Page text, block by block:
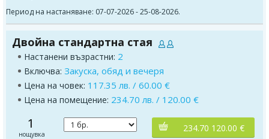
Период на настаняване: 07-07-2026 - 25-08-2026.
Двойна стандартна стая
Настанени възрастни: 2
Включва: Закуска, обяд и вечеря
Цена на човек: 117.35 лв. / 60.00 €
Цена на помещение: 234.70 лв. / 120.00 €
1
нощувка
234.70 120.00 €